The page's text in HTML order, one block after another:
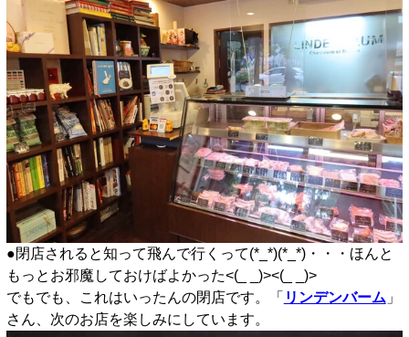
●閉店されると知って飛んで行くって(*_*)(*_*)・・・ほんと
もっとお邪魔しておけばよかった<(_ _)><(_ _)>
でもでも、これはいったんの閉店です。「 リンデンバーム 」
さん、次のお店を楽しみにしています。